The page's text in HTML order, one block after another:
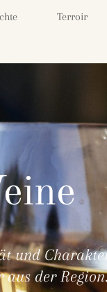
Terroir
und
aus der